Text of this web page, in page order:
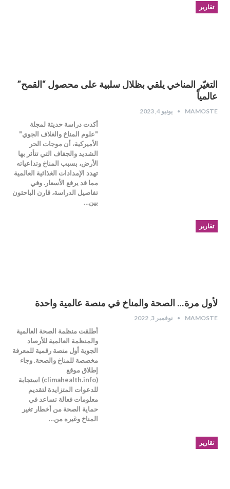
تقارير
التغيّر المناخي يلقي بظلال سلبية على محصول “القمح”
عالمياً
MAMOSTE يونيو 4, 2023
أكدت دراسة حديثة لمجلة
"علوم المناخ والغلاف الجوي"
الأميركية، أن موجات الحر
الشديد والجفاف التي تتأثر بها
الأرض، بسبب المناخ وتداعياته
تهدد الإمدادات الغذائية العالمية
مما قد يرفع الأسعار. وفي
تفاصيل الدراسة، قارن الباحثون
بين…
تقارير
لأول مرة… الصحة والمناخ في منصة عالمية واحدة
MAMOSTE نوفمبر 3, 2022
أطلقت منظمة الصحة العالمية
والمنظمة العالمية للأرصاد
الجوية أول منصة رقمية للمعرفة
مخصصة للمناخ والصحة. وجاء
إطلاق موقع
(climahealth.info) استجابة
للدعوات المتزايدة لتقديم
معلومات فعالة تساعد في
حماية الصحة من أخطار تغير
المناخ وغيره من…
تقارير